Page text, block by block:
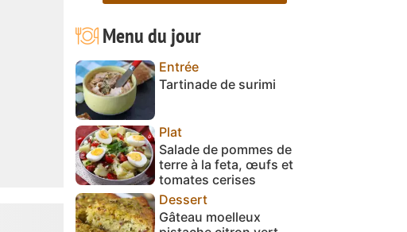
Menu du jour
Entrée
Tartinade de surimi
Plat
Salade de pommes de
terre à la feta, œufs et
tomates cerises
Dessert
Gâteau moelleux